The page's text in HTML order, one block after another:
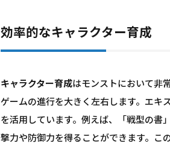
効率的なキャラクター育成
キャラクター育成はモンストにおいて非
ゲームの進行を大きく左右します。エキ
を活用しています。例えば、「戦型の書
撃力や防御力を得ることができます。こ